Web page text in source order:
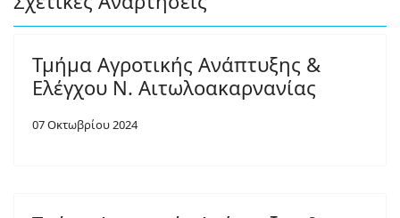
Τμήμα Αγροτικής Ανάπτυξης &
Ελέγχου Ν. Αιτωλοακαρνανίας
07 Οκτωβρίου 2024